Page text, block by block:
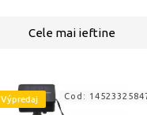
Cele mai ieftine
Výpredaj Cod: